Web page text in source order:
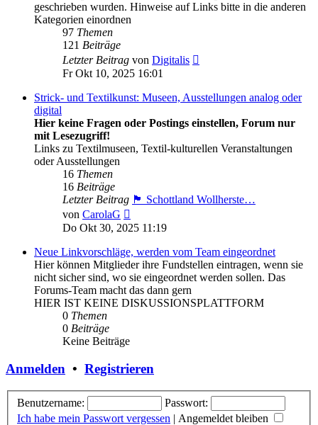
geschrieben wurden. Hinweise auf Links bitte in die anderen
Kategorien einordnen
97 Themen
121 Beiträge
Letzter Beitrag von Digitalis
Fr Okt 10, 2025 16:01
Strick- und Textilkunst: Museen, Ausstellungen analog oder
digital
Hier keine Fragen oder Postings einstellen, Forum nur
mit Lesezugriff!
Links zu Textilmuseen, Textil-kulturellen Veranstaltungen
oder Ausstellungen
16 Themen
16 Beiträge
Letzter Beitrag 🏴󠁧󠁢󠁳󠁣󠁴󠁿 Schottland Wollherste…
von CarolaG
Beitrag
Do Okt 30, 2025 11:19
Neue Linkvorschläge, werden vom Team eingeordnet
Hier können Mitglieder ihre Fundstellen eintragen, wenn sie
nicht sicher sind, wo sie eingeordnet werden sollen. Das
Forums-Team macht das dann gern
HIER IST KEINE DISKUSSIONSPLATTFORM
0 Themen
0 Beiträge
Keine Beiträge
Anmelden • Registrieren
Benutzername:
Passwort:
Ich habe mein Passwort vergessen | Angemeldet bleiben